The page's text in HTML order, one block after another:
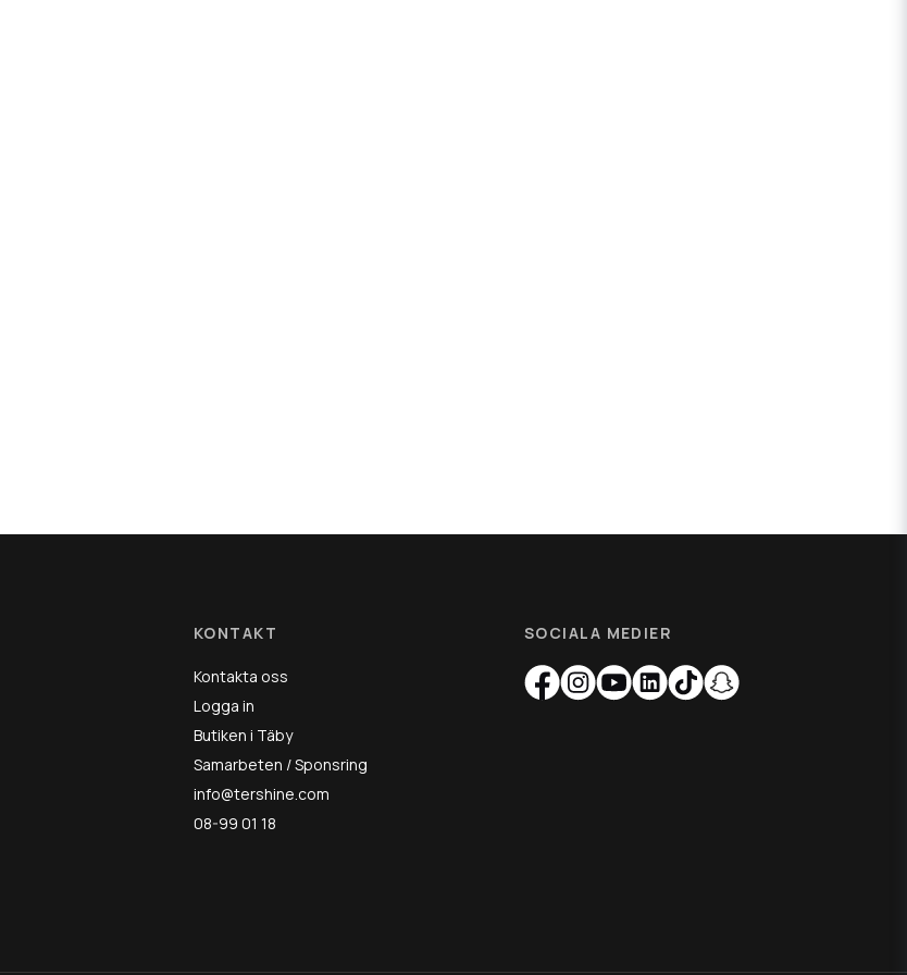
KONTAKT
Kontakta oss
Logga in
Butiken i Täby
Samarbeten / Sponsring
info@tershine.com
08-99 01 18
SOCIALA MEDIER